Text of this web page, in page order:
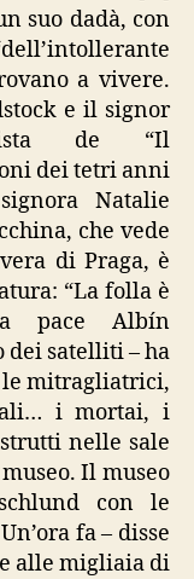
suo dadà, con
a vivere.
e il signor
de “Il
dei tetri anni
Natalie
che vede
di Praga, è
“La folla è
pace Albín
dei satelliti – ha
le mitragliatrici,
i mortai, i
nelle sale
Il museo
con le
fa – disse
alle migliaia di